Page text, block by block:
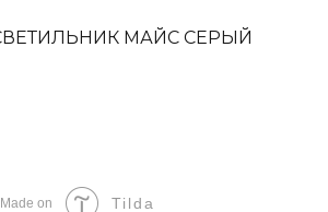
МАЙС СЕРЫЙ
Made on Tilda